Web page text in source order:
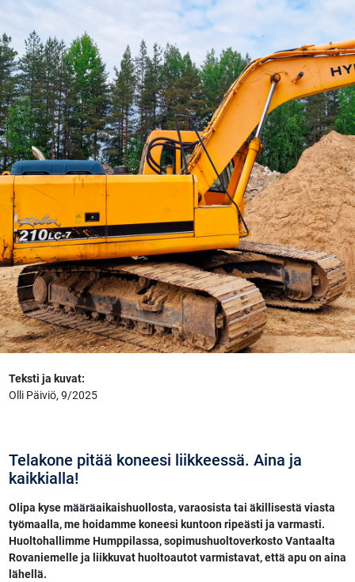
Teksti ja kuvat:
Olli Päiviö, 9/2025
Telakone pitää koneesi liikkeessä. Aina ja
kaikkialla!
Olipa kyse määräaikaishuollosta, varaosista tai äkillisestä viasta
työmaalla, me hoidamme koneesi kuntoon ripeästi ja varmasti.
Huoltohallimme Humppilassa, sopimushuoltoverkosto Vantaalta
Rovaniemelle ja liikkuvat huoltoautot varmistavat, että apu on aina
lähellä.